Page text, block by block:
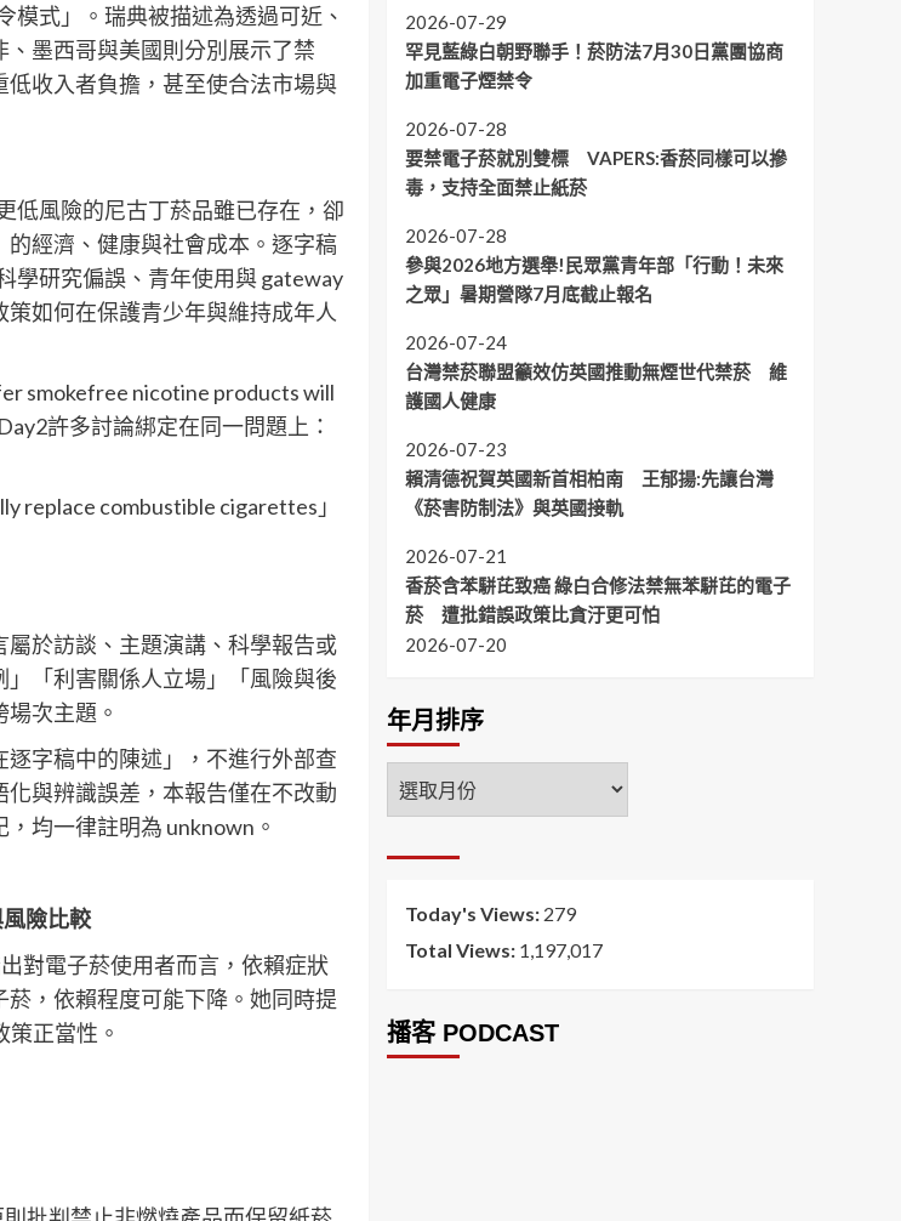
模式」。瑞典被描述為透過可近、
墨西哥與美國則分別展示了禁
收入者負擔，甚至使合法市場與
低風險的尼古丁菸品雖已存在，卻
經濟、健康與社會成本。逐字稿
學研究偏誤、青年使用與 gateway
如何在保護青少年與維持成年人
smokefree nicotine products will
許多討論綁定在同一問題上：
replace combustible cigarettes」
於訪談、主題演講、科學報告或
「利害關係人立場」「風險與後
次主題。
字稿中的陳述」，不進行外部查
與辨識誤差，本報告僅在不改動
均一律註明為 unknown。
險比較
對電子菸使用者而言，依賴症狀
，依賴程度可能下降。她同時提
正當性。
2026-07-29
罕見藍綠白朝野聯手！菸防法7月30日黨團協商
加重電子煙禁令
2026-07-28
要禁電子菸就別雙標 VAPERS:香菸同樣可以摻
毒，支持全面禁止紙菸
2026-07-28
參與2026地方選舉!民眾黨青年部「行動！未來
之眾」暑期營隊7月底截止報名
2026-07-24
台灣禁菸聯盟籲效仿英國推動無煙世代禁菸 維
護國人健康
2026-07-23
賴清德祝賀英國新首相柏南 王郁揚:先讓台灣
《菸害防制法》與英國接軌
2026-07-21
香菸含苯駢芘致癌 綠白合修法禁無苯駢芘的電子
菸 遭批錯誤政策比貪汙更可怕
2026-07-20
年月排序
年
月
序
Today's Views: 279
Total Views: 1,197,017
播客 PODCAST